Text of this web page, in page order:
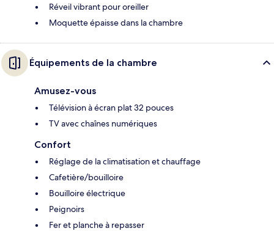
Réveil vibrant pour oreiller
Moquette épaisse dans la chambre
Équipements de la chambre
Amusez-vous
Télévision à écran plat 32 pouces
TV avec chaînes numériques
Confort
Réglage de la climatisation et chauffage
Cafetière/bouilloire
Bouilloire électrique
Peignoirs
Fer et planche à repasser